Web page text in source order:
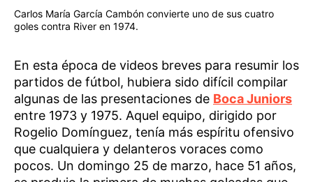
Carlos María García Cambón convierte uno de sus cuatro
goles contra River en 1974.
En esta época de videos breves para resumir los
partidos de fútbol, hubiera sido difícil compilar
algunas de las presentaciones de Boca Juniors
entre 1973 y 1975. Aquel equipo, dirigido por
Rogelio Domínguez, tenía más espíritu ofensivo
que cualquiera y delanteros voraces como
pocos. Un domingo 25 de marzo, hace 51 años,